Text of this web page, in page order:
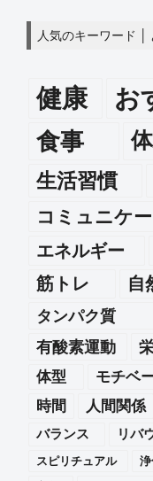
人気のキーワード │
健康 お
食事
生活習慣
コミュニケ
エネルギー
筋トレ
自
タンパク質
有酸素運動
体型
モチベ
時間
人間関係
バランス
リバ
スピリチュアル